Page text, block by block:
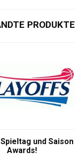
PRODUKTE
und Saison
Awards!